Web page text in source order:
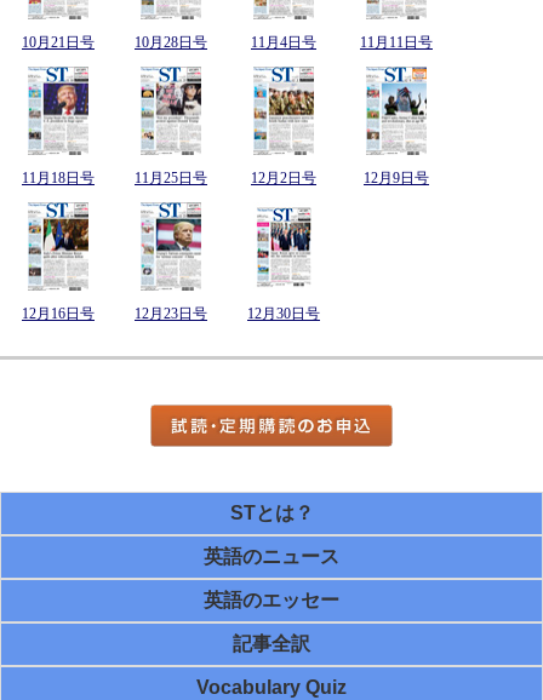
10月21日号 10月28日号 11月4日号 11月11日号
11月18日号 11月25日号 12月2日号 12月9日号
12月16日号 12月23日号 12月30日号
STとは？
英語のニュース
英語のエッセー
記事全訳
Vocabulary Quiz